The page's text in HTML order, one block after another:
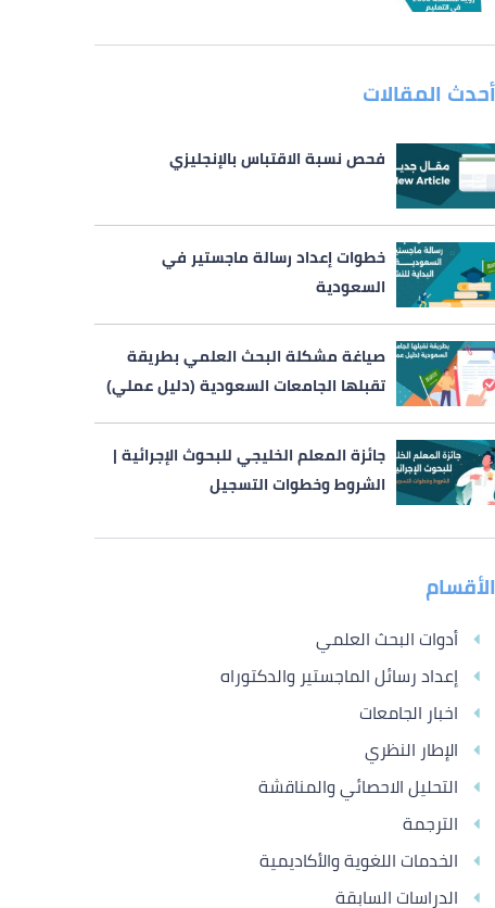
أحدث المقالات
فحص نسبة الاقتباس بالإنجليزي
خطوات إعداد رسالة ماجستير في
السعودية
صياغة مشكلة البحث العلمي بطريقة
تقبلها الجامعات السعودية (دليل عملي)
جائزة المعلم الخليجي للبحوث الإجرائية |
الشروط وخطوات التسجيل
الأقسام
أدوات البحث العلمي
إعداد رسائل الماجستير والدكتوراه
اخبار الجامعات
الإطار النظري
التحليل الاحصائي والمناقشة
الترجمة
الخدمات اللغوية والأكاديمية
الدراسات السابقة